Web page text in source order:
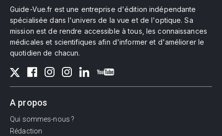
Guide-Vue.fr est une entreprise d'édition indépendante
spécialisée dans l'univers de la vue et de l'optique. Sa
mission est de rendre accessible à tous, les connaissances
médicales et scientifiques afin d'informer et d'améliorer le
quotidien de chacun.
A propos
Qui sommes-nous ?
Rédaction